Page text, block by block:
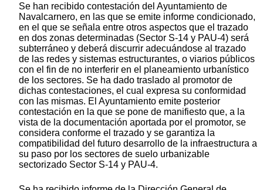
Se han recibido contestación del Ayuntamiento de
Navalcarnero, en las que se emite informe condicionado,
en el que se señala entre otros aspectos que el trazado
en dos zonas determinadas (Sector S-14 y PAU-4) será
subterráneo y deberá discurrir adecuándose al trazado
de las redes y sistemas estructurantes, o viarios públicos
con el fin de no interferir en el planeamiento urbanístico
de los sectores. Se ha dado traslado al promotor de
dichas contestaciones, el cual expresa su conformidad
con las mismas. El Ayuntamiento emite posterior
contestación en la que se pone de manifiesto que, a la
vista de la documentación aportada por el promotor, se
considera conforme el trazado y se garantiza la
compatibilidad del futuro desarrollo de la infraestructura a
su paso por los sectores de suelo urbanizable
sectorizado Sector S-14 y PAU-4.